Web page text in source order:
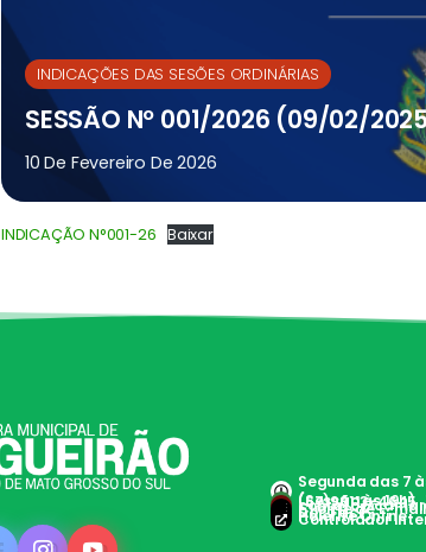
INDICAÇÕES DAS SESÕES ORDINÁRIAS
SESSÃO Nº 001/2026 (09/02/
10 De Fevereiro De 2026
INDICAÇÃO N°001-26 Baixar
Segunda das 7
(Sessão às 19h)
(67)98113-4645
Cliente de E-mail
Doc Fácil
Holerite Online
Controlador